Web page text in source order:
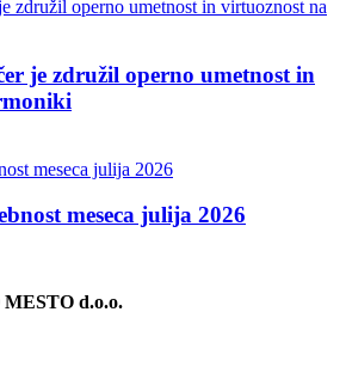
je združil operno umetnost in
meseca julija 2026
d.o.o.